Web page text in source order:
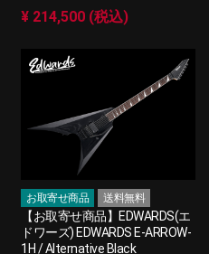
¥ 214,500 (税込)
お取寄せ商品 送料無料
【お取寄せ商品】EDWARDS(エ
ドワーズ) EDWARDS E-ARROW-
1H / Alternative Black